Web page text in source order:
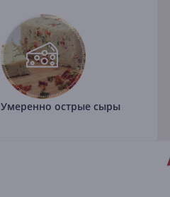
Умеренно острые сыры